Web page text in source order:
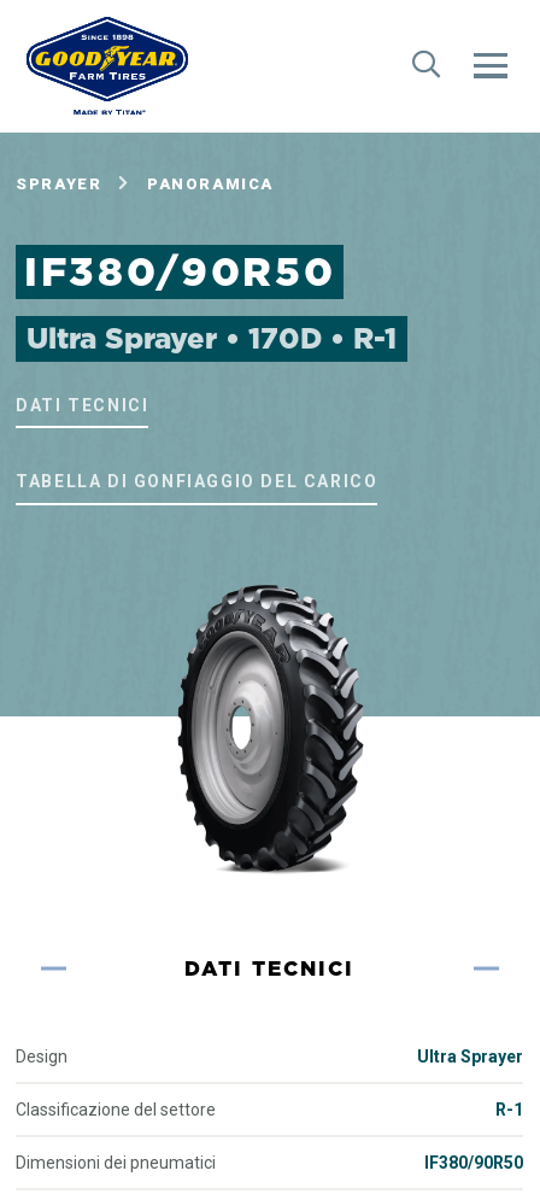
SPRAYER PANORAMICA
IF380/90R50
Ultra Sprayer • 170D • R-1
DATI TECNICI
TABELLA DI GONFIAGGIO DEL CARICO
DATI TECNICI
Design Ultra Sprayer
Classificazione del settore R-1
Dimensioni dei pneumatici IF380/90R50